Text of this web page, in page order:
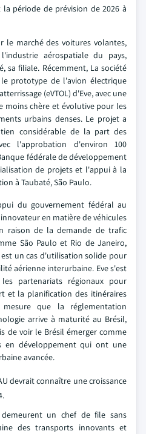
période de prévision de 2026 à
le marché des voitures volantes,
aérospatiale du pays,
sa filiale. Récemment, La société
prototype de l'avion électrique
(eVTOL) d'Eve, avec une
chère et évolutive pour les
urbains denses. Le projet a
considérable de la part des
l'approbation d'environ 100
fédérale de développement
de projets et l'appui à la
à Taubaté, São Paulo.
du gouvernement fédéral au
en matière de véhicules
raison de la demande de trafic
São Paulo et Rio de Janeiro,
un cas d'utilisation solide pour
aérienne interurbaine. Eve s'est
partenariats régionaux pour
et la planification des itinéraires
que la réglementation
arrive à maturité au Brésil,
de voir le Brésil émerger comme
en développement qui ont une
avancée.
devrait connaître une croissance
un chef de file sans
des transports innovants et